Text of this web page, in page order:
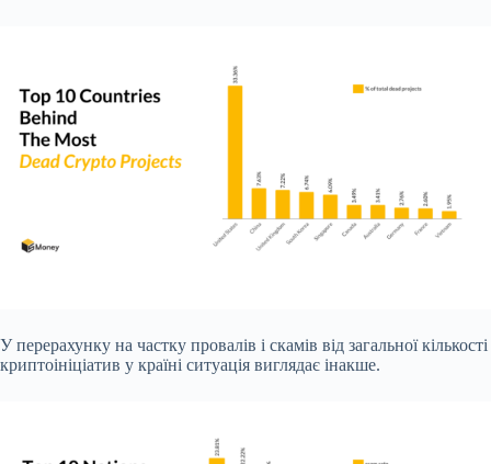
У перерахунку на частку провалів і скамів від загальної кількості
криптоініціатив у країні ситуація виглядає інакше.